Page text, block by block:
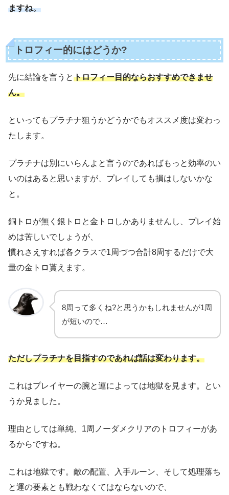
ますね。
トロフィー的にはどうか?
先に結論を言うとトロフィー目的ならおすすめできませ
ん。
といってもプラチナ狙うかどうかでもオススメ度は変わっ
たします。
プラチナは別にいらんよと言うのであればもっと効率のい
いのはあると思いますが、プレイしても損はしないかな
と。
銅トロが無く銀トロと金トロしかありませんし、プレイ始
めは苦しいでしょうが、
慣れさえすれば各クラスで1周づつ合計8周するだけで大
量の金トロ貰えます。
8周って多くね?と思うかもしれませんが1周
が短いので…
ただしプラチナを目指すのであれば話は変わります。
これはプレイヤーの腕と運によっては地獄を見ます。とい
うか見ました。
理由としては単純、1周ノーダメクリアのトロフィーがあ
るからですね。
これは地獄です。敵の配置、入手ルーン、そして処理落ち
と運の要素とも戦わなくてはならないので、